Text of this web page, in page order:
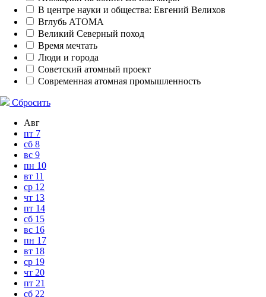
В центре науки и общества: Евгений Велихов
Вглубь АТОМА
Великий Северный поход
Время мечтать
Люди и города
Советский атомный проект
Современная атомная промышленность
Сбросить
Авг
пт 7
сб 8
вс 9
пн 10
вт 11
ср 12
чт 13
пт 14
сб 15
вс 16
пн 17
вт 18
ср 19
чт 20
пт 21
сб 22